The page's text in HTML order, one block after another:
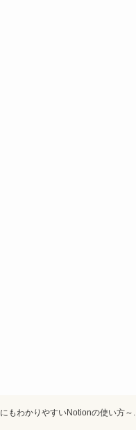
もわかりやすいNotionの使い方～.